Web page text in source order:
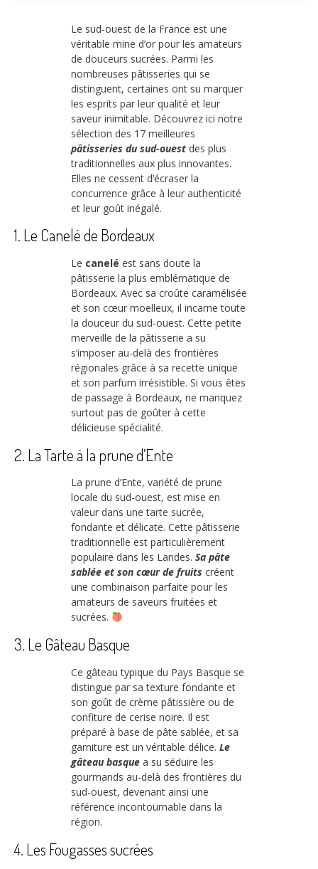
Le sud-ouest de la France est une
véritable mine d’or pour les amateurs
de douceurs sucrées. Parmi les
nombreuses pâtisseries qui se
distinguent, certaines ont su marquer
les esprits par leur qualité et leur
saveur inimitable. Découvrez ici notre
sélection des 17 meilleures
pâtisseries du sud-ouest des plus
traditionnelles aux plus innovantes.
Elles ne cessent d’écraser la
concurrence grâce à leur authenticité
et leur goût inégalé.
1. Le Canelé de Bordeaux
Le canelé est sans doute la
pâtisserie la plus emblématique de
Bordeaux. Avec sa croûte caramélisée
et son cœur moelleux, il incarne toute
la douceur du sud-ouest. Cette petite
merveille de la pâtisserie a su
s’imposer au-delà des frontières
régionales grâce à sa recette unique
et son parfum irrésistible. Si vous êtes
de passage à Bordeaux, ne manquez
surtout pas de goûter à cette
délicieuse spécialité.
2. La Tarte à la prune d’Ente
La prune d’Ente, variété de prune
locale du sud-ouest, est mise en
valeur dans une tarte sucrée,
fondante et délicate. Cette pâtisserie
traditionnelle est particulièrement
populaire dans les Landes. Sa pâte
sablée et son cœur de fruits créent
une combinaison parfaite pour les
amateurs de saveurs fruitées et
sucrées.
3. Le Gâteau Basque
Ce gâteau typique du Pays Basque se
distingue par sa texture fondante et
son goût de crème pâtissière ou de
confiture de cerise noire. Il est
préparé à base de pâte sablée, et sa
garniture est un véritable délice. Le
gâteau basque a su séduire les
gourmands au-delà des frontières du
sud-ouest, devenant ainsi une
référence incontournable dans la
région.
4. Les Fougasses sucrées